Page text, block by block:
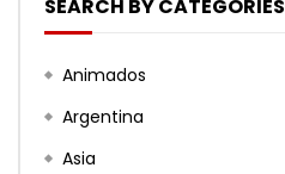
SEARCH BY CATEGORIES
Animados
Argentina
Asia